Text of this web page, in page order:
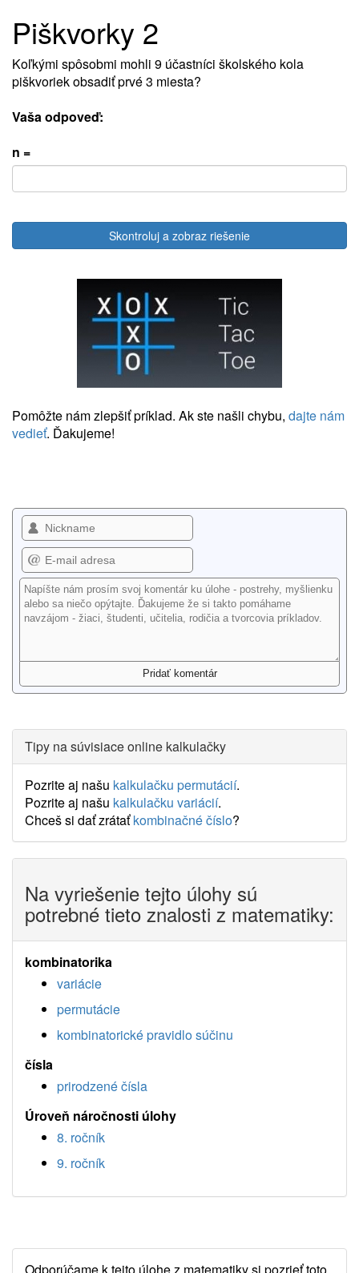
Piškvorky 2
Koľkými spôsobmi mohli 9 účastníci školského kola
piškvoriek obsadiť prvé 3 miesta?
Vaša odpoveď:
n =
Skontroluj a zobraz riešenie
Pomôžte nám zlepšiť príklad. Ak ste našli chybu, dajte nám
vedieť. Ďakujeme!
Tipy na súvisiace online kalkulačky
Pozrite aj našu kalkulačku permutácií.
Pozrite aj našu kalkulačku variácií.
Chceš si dať zrátaťkombinačné číslo?
Na vyriešenie tejto úlohy sú
potrebné tieto znalosti z matematiky:
kombinatorika
variácie
permutácie
kombinatorické pravidlo súčinu
čísla
prirodzené čísla
Úroveň náročnosti úlohy
8. ročník
9. ročník